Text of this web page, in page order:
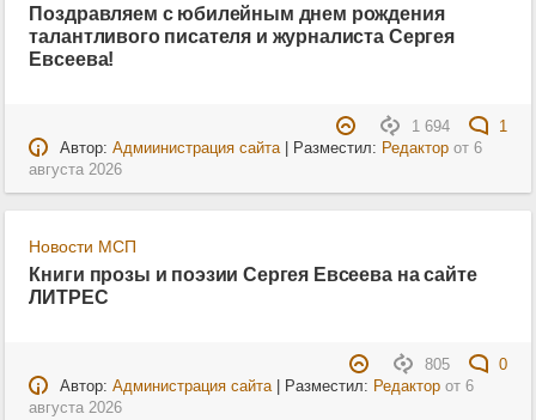
Поздравляем с юбилейным днем рождения
талантливого писателя и журналиста Сергея
Евсеева!
1 694
1
Автор: Адмиинистрация сайта| Разместил: Редакторот 6
августа 2026
Новости МСП
Книги прозы и поэзии Сергея Евсеева на сайте
ЛИТРЕС
805
0
Автор: Администрация сайта| Разместил: Редакторот 6
августа 2026